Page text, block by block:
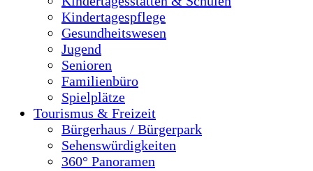
Kindertagespflege
Gesundheitswesen
Jugend
Senioren
Familienbüro
Spielplätze
Tourismus & Freizeit
Bürgerhaus / Bürgerpark
Sehenswürdigkeiten
360° Panoramen